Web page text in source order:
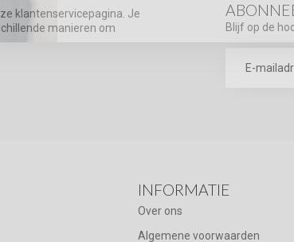
klantenservicepagina. Je
manieren om
Blijf op de
INFORMATIE
Over ons
Algemene voorwaarden